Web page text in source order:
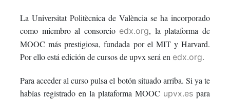
in
this
course
to
say
you've
enrolled
you've
enrolled
this
La Universitat Politècnica de València se ha incorporado
como miembro al consorcio edx.org, la plataforma de
MOOC más prestigiosa, fundada por el MIT y Harvard.
Por ello está edición de cursos de upvx será en edx.org.
Para acceder al curso pulsa el botón situado arriba. Si ya te
habías registrado en la plataforma MOOC upvx.es para